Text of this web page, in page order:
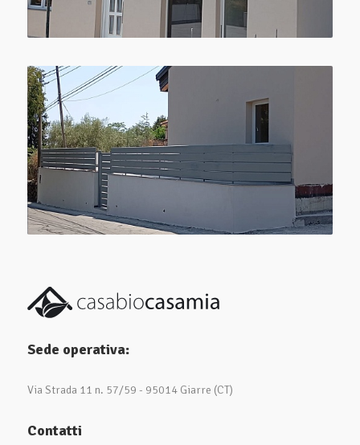
Sede operativa:
Via Strada 11 n. 57/59 - 95014 Giarre (CT)
Contatti